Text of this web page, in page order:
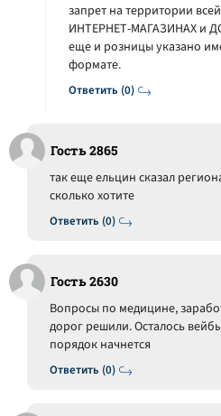
Ответить (0)
запрет на территории
ИНТЕРНЕТ-МАГАЗИНАХ и
еще и розницы указано
формате.
Гость 2865
Ответить (0)
так еще ельцин сказал
сколько хотите
Гость 2630
Ответить (0)
Вопросы по медицине,
дорог решили. Осталось
порядок начнется